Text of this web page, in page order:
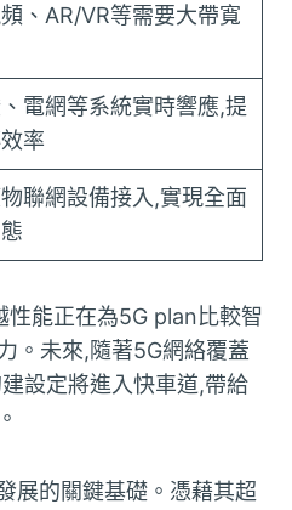
、AR/VR等需要大帶寬
電網等系統實時響應,提
率
聯網設備接入,實現全面
性能正在為5G plan比較智
。未來,隨著5G網絡覆蓋
設定將進入快車道,帶給
展的關鍵基礎。憑藉其超